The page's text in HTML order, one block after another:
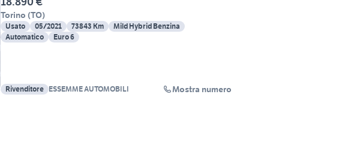
Torino (TO)
Usato 05/2021 73843 Km
Mild Hybrid Benzina
Automatico
Euro 6
Rivenditore ESSEMME AUTOMOBILI Mostra numero